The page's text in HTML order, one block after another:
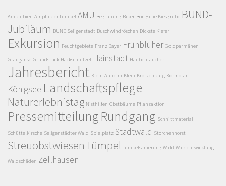
Amphibien Amphibientümpel AMU Begrünung Biber Bongsche Kiesgrube BUND-
Jubiläum BUND Seligenstadt Buschwindröschen Dickste Kiefer
Exkursion Feuchtgebiete Franz Bayer Frühblüher Goldparmänen
Graugänse Grundstück Hackschnitzel Hainstadt Haubentaucher
Jahresbericht Klein-Auheim Klein-Krotzenburg Kormoran
Königsee Landschaftspflege
Naturerlebnistag Nisthilfen Obstbäume Pflanzaktion
Pressemitteilung Rundgang Schnittmaterial
Schüttelkirsche Seligenstädter Wald Spielplatz Stadtwald Storchenhorst
StreuobstwiesenTümpel Tümpelsanierung Wald Waldentwicklung
Waldschäden Zellhausen